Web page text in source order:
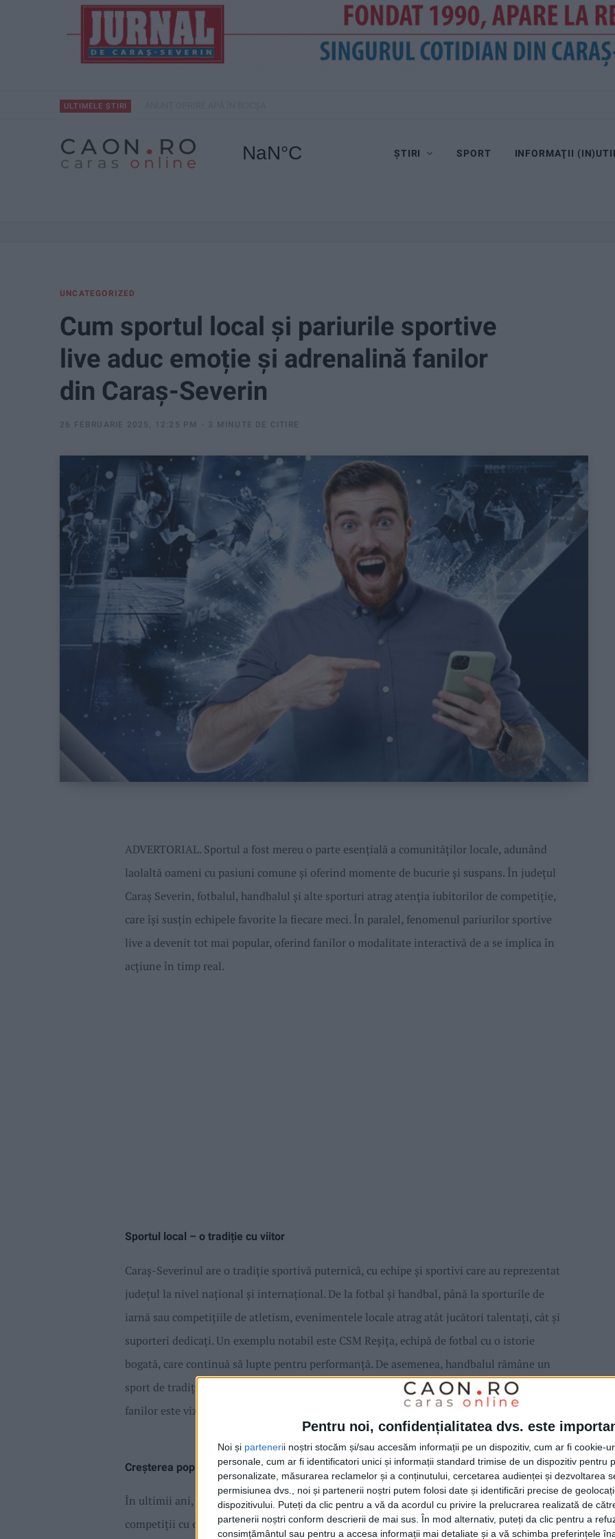
Pentru noi, confidențialitatea dvs. este
Noi și partenerii noștri stocăm și/sau accesăm informații pe un dispozitiv, cum ar fi cookie-
personale, cum ar fi identificatori unici și informații standard trimise de un dispozitiv pentru
personalizate, măsurarea reclamelor și a conținutului, cercetarea audienței și dezvoltarea
permisiunea dvs., noi și partenerii noștri putem folosi date și identificări precise de
dispozitivului. Puteți da clic pentru a vă da acordul cu privire la prelucrarea realizată de
partenerii noștri conform descrierii de mai sus. În mod alternativ, puteți da clic pentru a
consimțământul sau pentru a accesa informații mai detaliate și a vă schimba preferințele
ULTIMELE ȘTIRI
ȘTIRI SPORT INFORMAŢII
UNCATEGORIZED
Cum sportul local și pariurile sportive
live aduc emoție și adrenalină fanilor
din Caraș-Severin
26 FEBRUARIE 2025, 12:25 PM 3 MINUTE DE CITIRE
ADVERTORIAL. Sportul a fost mereu o parte esențială a comunităților locale, adunând
laolaltă oameni cu pasiuni comune și oferind momente de bucurie și suspans. În județul
Caraș Severin, fotbalul, handbalul și alte sporturi atrag atenția iubitorilor de competiție,
care își susțin echipele favorite la fiecare meci. În paralel, fenomenul pariurilor sportive
live a devenit tot mai popular, oferind fanilor o modalitate interactivă de a se implica în
acțiune în timp real.
Sportul local – o tradiție cu viitor
Caraș-Severinul are o tradiție sportivă puternică, cu echipe și sportivi care au reprezentat
județul la nivel național și internațional. De la fotbal și handbal, până la sporturile de
iarnă sau competițiile de atletism, evenimentele locale atrag atât jucători talentați, cât și
suporteri dedicați. Un exemplu notabil este CSM Reșița, echipă de fotbal cu o istorie
bogată, care continuă să lupte pentru performanță. De asemenea, handbalul rămâne un
sport de tradiție în zonă, cu echipe locale care participă la diverse competiții. Entuziasmul
fanilor este vizibil la fiecare meci, iar atmosfera din tribune este una de neuitat.
Creșterea popularității pariurilor sportive live
În ultimii ani, fanii sportului din Caraș-Severin au început să îmbine pasiunea pentru
competiții cu experiența pariurilor sportive live. Această formă de pariuri permite